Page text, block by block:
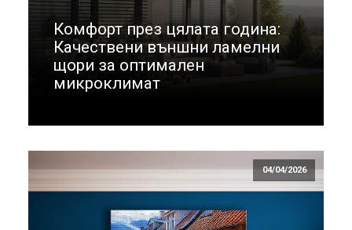
Комфорт през цялата година:
Качествени външни ламелни
щори за оптимален
микроклимат
04/04/2026